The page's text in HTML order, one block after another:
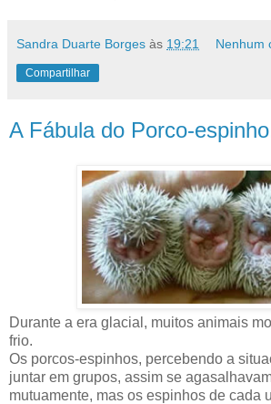
Sandra Duarte Borges às 19:21 Nenhum
Compartilhar
A Fábula do Porco-
Durante a era glacial, muitos animais
frio.
Os porcos-espinhos, percebendo a
juntar em grupos, assim se
mutuamente, mas os espinhos de cada